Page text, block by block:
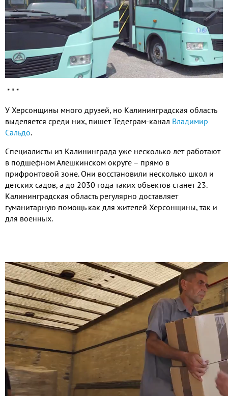
* * *
У Херсонщины много друзей, но Калининградская область
выделяется среди них, пишет Тедеграм-канал Владимир
Сальдо.
Специалисты из Калининграда уже несколько лет работают
в подшефном Алешкинском округе – прямо в
прифронтовой зоне. Они восстановили несколько школ и
детских садов, а до 2030 года таких объектов станет 23.
Калининградская область регулярно доставляет
гуманитарную помощь как для жителей Херсонщины, так и
для военных.